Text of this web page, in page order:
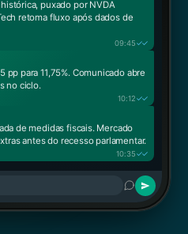
puxado por NVDA
retoma fluxo após dados de
09:45✓✓
pp para 11,75%. Comunicado abre
no ciclo.
10:12✓✓
de medidas fiscais. Mercado
antes do recesso parlamentar.
10:35✓✓